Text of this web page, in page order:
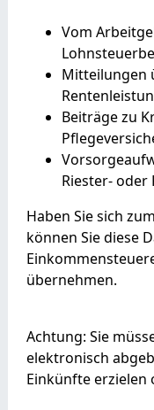
Vom
Mitteilungen
Beiträge zu
Riester- oder
Haben Sie sich
können Sie diese
übernehmen.
Achtung: Sie
elektronisch
Einkünfte erzielen